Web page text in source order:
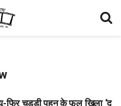
फिर चड्डी पहन के फूल खिला ‘द